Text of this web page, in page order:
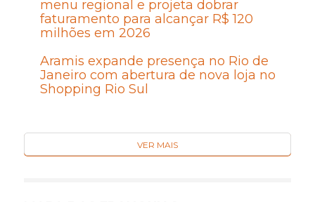
menu regional e projeta dobrar
faturamento para alcançar R$ 120
milhões em 2026
Aramis expande presença no Rio de
Janeiro com abertura de nova loja no
Shopping Rio Sul
VER MAIS